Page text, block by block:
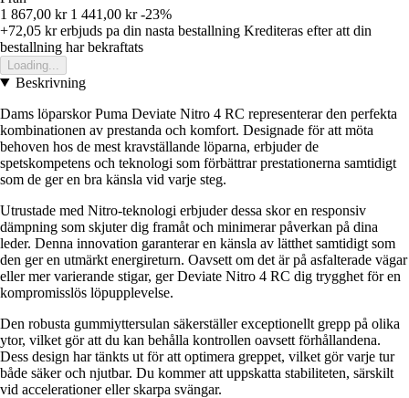
1 867,00 kr 1 441,00 kr -23%
+72,05 krerbjuds pa din nasta bestallning Krediteras efter att din
bestallning har bekraftats
Loading...
Beskrivning
Dams löparskor Puma Deviate Nitro 4 RC representerar den perfekta
kombinationen av prestanda och komfort. Designade för att möta
behoven hos de mest kravställande löparna, erbjuder de
spetskompetens och teknologi som förbättrar prestationerna samtidigt
som de ger en bra känsla vid varje steg.
Utrustade med Nitro-teknologi erbjuder dessa skor en responsiv
dämpning som skjuter dig framåt och minimerar påverkan på dina
leder. Denna innovation garanterar en känsla av lätthet samtidigt som
den ger en utmärkt energireturn. Oavsett om det är på asfalterade vägar
eller mer varierande stigar, ger Deviate Nitro 4 RC dig trygghet för en
kompromisslös löpupplevelse.
Den robusta gummiyttersulan säkerställer exceptionellt grepp på olika
ytor, vilket gör att du kan behålla kontrollen oavsett förhållandena.
Dess design har tänkts ut för att optimera greppet, vilket gör varje tur
både säker och njutbar. Du kommer att uppskatta stabiliteten, särskilt
vid accelerationer eller skarpa svängar.